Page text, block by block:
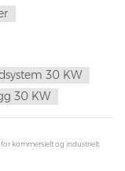
30 KW
30 KW
kommersielt og industrielt